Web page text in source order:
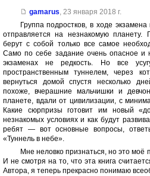
gamarus, 23 января 2018 г.
Группа подростков, в ходе
отправляется на незнакомую
берут с собой только все самое
Само по себе задание очень опасное и
экзаменах не редкость. Но все
пространственным туннелем, через
вернуться домой спустя несколько
похоже, вчерашние мальчишки и
планете, вдали от цивилизации, с
Какие сюрпризы готовит им новый
незнакомых условиях и как будут
ребят — вот основные вопросы,
«Туннель в небе».
Мне неловко признаться, но это моё
И не смотря на то, что эта книга
Автора, я теперь прекрасно понимаю